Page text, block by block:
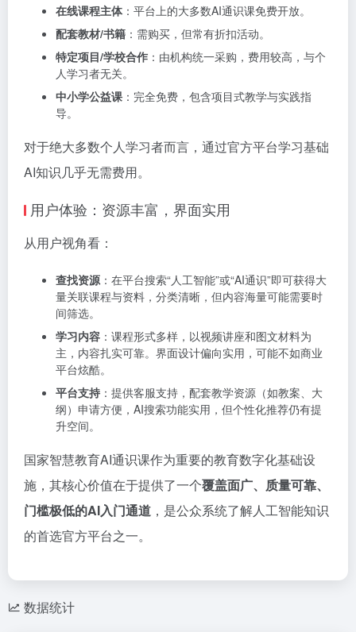
在线课程主体：平台上的大多数AI通识课免费开放。
配套教材/书籍 ：需购买，但常有折扣活动。
特定项目/学校合作 ：由机构统一采购，费用较高，与个
人学习者无关。
中小学公益课 ：完全免费，包含项目式教学与实践指
导。
对于绝大多数个人学习者而言，通过官方平台学习基础
AI知识几乎无需费用。
用户体验：资源丰富，界面实用
从用户视角看：
查找资源 ：在平台搜索“人工智能”或“AI通识”即可获得大
量关联课程与资料，分类清晰，但内容海量可能需要时
间筛选。
学习内容 ：课程形式多样，以视频讲座和图文材料为
主，内容扎实可靠。界面设计偏向实用，可能不如商业
平台炫酷。
平台支持 ：提供客服支持，配套教学资源（如教案、大
纲）申请方便，AI搜索功能实用，但个性化推荐仍有提
升空间。
国家智慧教育AI通识课作为重要的教育数字化基础设
施，其核心价值在于提供了一个覆盖面广、质量可靠、
门槛极低的AI入门通道 ，是公众系统了解人工智能知识
的首选官方平台之一。
数据统计